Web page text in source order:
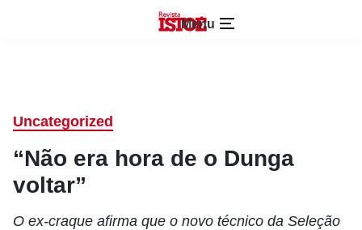
Menu
Uncategorized
“Não era hora de o Dunga
voltar”
O ex-craque afirma que o novo técnico da Seleção